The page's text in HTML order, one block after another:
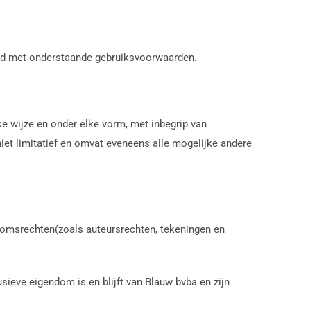
met onderstaande gebruiksvoorwaarden.
wijze en onder elke vorm, met inbegrip van
limitatief en omvat eveneens alle mogelijke andere
auteursrechten, tekeningen en
eigendom is en blijft van Blauw bvba en zijn